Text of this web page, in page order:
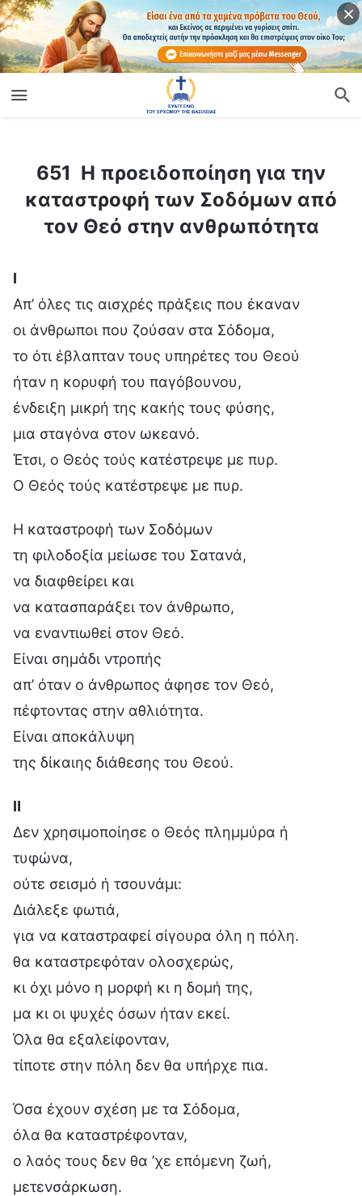
651 Η προειδοποίηση για την
καταστροφή των Σοδόμων από
τον Θεό στην ανθρωπότητα
Ⅰ
Απ’ όλες τις αισχρές πράξεις που έκαναν
οι άνθρωποι που ζούσαν στα Σόδομα,
το ότι έβλαπταν τους υπηρέτες του Θεού
ήταν η κορυφή του παγόβουνου,
ένδειξη μικρή της κακής τους φύσης,
μια σταγόνα στον ωκεανό.
Έτσι, ο Θεός τούς κατέστρεψε με πυρ.
Ο Θεός τούς κατέστρεψε με πυρ.
Η καταστροφή των Σοδόμων
τη φιλοδοξία μείωσε του Σατανά,
να διαφθείρει και
να κατασπαράξει τον άνθρωπο,
να εναντιωθεί στον Θεό.
Είναι σημάδι ντροπής
απ’ όταν ο άνθρωπος άφησε τον Θεό,
πέφτοντας στην αθλιότητα.
Είναι αποκάλυψη
της δίκαιης διάθεσης του Θεού.
Ⅱ
Δεν χρησιμοποίησε ο Θεός πλημμύρα ή
τυφώνα,
ούτε σεισμό ή τσουνάμι:
Διάλεξε φωτιά,
για να καταστραφεί σίγουρα όλη η πόλη.
θα καταστρεφόταν oλοσχερώς,
κι όχι μόνο η μορφή κι η δομή της,
μα κι οι ψυχές όσων ήταν εκεί.
Όλα θα εξαλείφονταν,
τίποτε στην πόλη δεν θα υπήρχε πια.
Όσα έχουν σχέση με τα Σόδομα,
όλα θα καταστρέφονταν,
ο λαός τους δεν θα ’χε επόμενη ζωή,
μετενσάρκωση.